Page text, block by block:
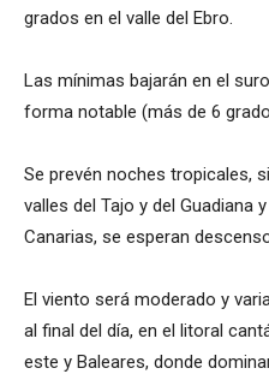
grados en el valle del Ebro.
Las mínimas bajarán en el
forma notable (más de 6
Se prevén noches tropicales,
valles del Tajo y del Guadiana
Canarias, se esperan
El viento será moderado y
al final del día, en el litoral
este y Baleares, donde